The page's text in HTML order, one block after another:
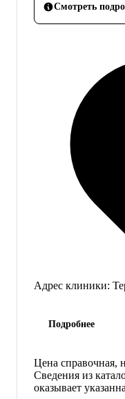
Смотреть
Адрес клиники:
Подробнее
Цена справочная,
Сведения из
оказывает